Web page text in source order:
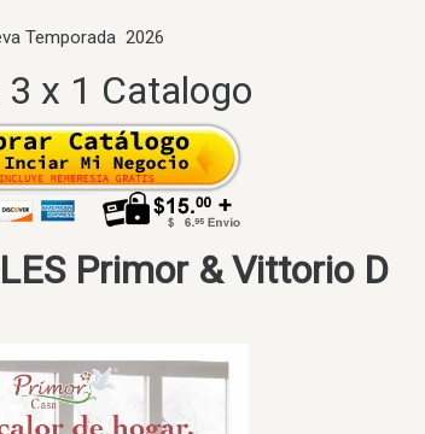
Temporada 2026
3 x 1 Catalogo
Primor & Vittorio D